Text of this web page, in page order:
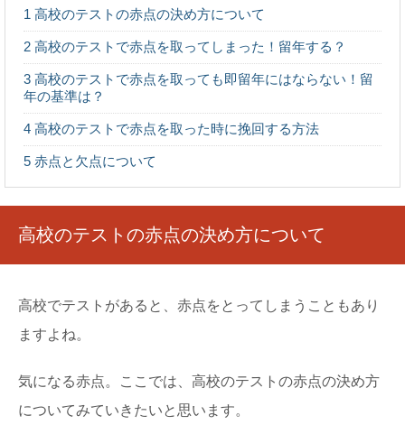
すすめアイテムを紹介
高校の制服は可愛いけれど、唯一スカートの長さだけが微
妙！かといって切ってしまうと、見つかったときに怒...
気を付けたいこと
吹奏楽部の楽器ってはじめから全部学校に揃っているわけ
ではないですよね。 では、吹奏楽部の楽器を...
高校で化粧がばれないナチュラルメイクのコ
ツとスキンケア方法
高校でも可愛く化粧をしたいけど、ばれないようにするに
1 高校のテストの赤点の決め方について
2 高校のテストで赤点を取ってしまった！留年する？
3 高校のテストで赤点を取っても即留年にはならない！留
年の基準は？
4 高校のテストで赤点を取った時に挽回する方法
5 赤点と欠点について
高校のテストの赤点の決め方について
高校でテストがあると、赤点をとってしまうこともあり
ますよね。
気になる赤点。ここでは、高校のテストの赤点の決め方
についてみていきたいと思います。